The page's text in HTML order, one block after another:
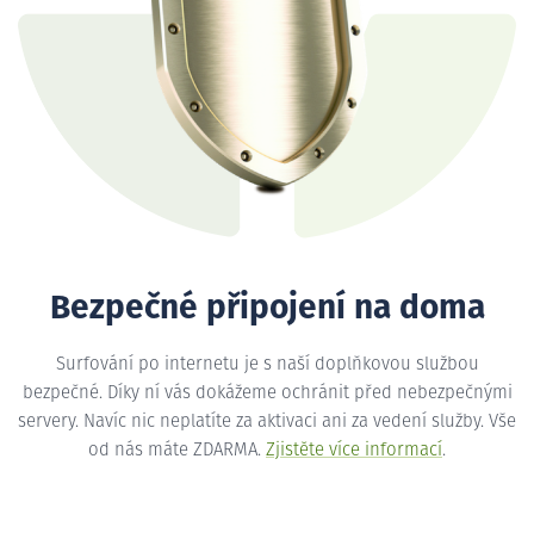
Bezpečné připojení na doma
Surfování po internetu je s naší doplňkovou službou
bezpečné. Díky ní vás dokážeme ochránit před nebezpečnými
servery. Navíc nic neplatíte za aktivaci ani za vedení služby. Vše
od nás máte ZDARMA. Zjistěte více informací.